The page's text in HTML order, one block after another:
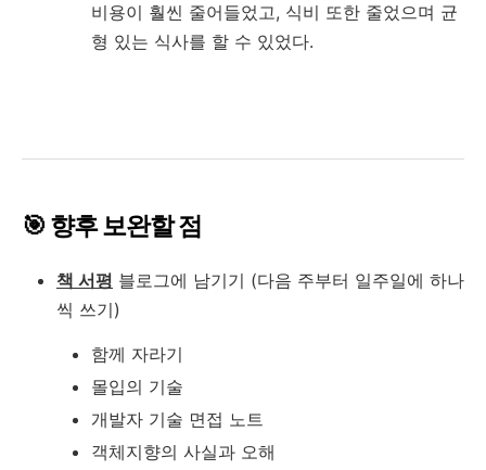
비용이 훨씬 줄어들었고, 식비 또한 줄었으며 균
형 있는 식사를 할 수 있었다.
🎯 향후 보완할 점
책 서평 블로그에 남기기 (다음 주부터 일주일에 하나
씩 쓰기)
함께 자라기
몰입의 기술
개발자 기술 면접 노트
객체지향의 사실과 오해